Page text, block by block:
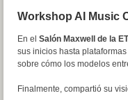
Workshop AI Music
En el Salón Maxwell de la
sus inicios hasta
sobre cómo los modelos
Finalmente, compartió su